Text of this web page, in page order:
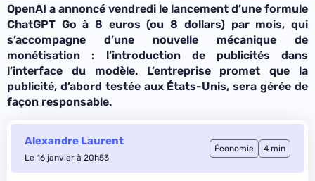
OpenAI a annoncé vendredi le lancement d’une formule
ChatGPT Go à 8 euros (ou 8 dollars) par mois, qui
s’accompagne d’une nouvelle mécanique de
monétisation : l’introduction de publicités dans
l’interface du modèle. L’entreprise promet que la
publicité, d’abord testée aux États-Unis, sera gérée de
façon responsable.
Alexandre Laurent
Le 16 janvier à 20h53
Économie 4 min